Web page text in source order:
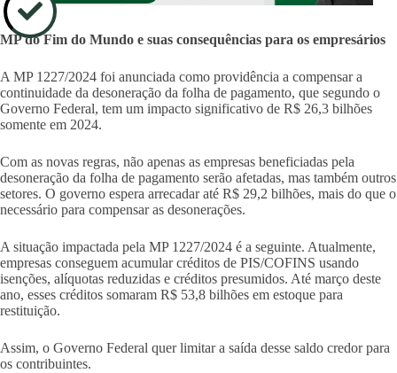
MP do Fim do Mundo e suas consequências para os empresários
A MP 1227/2024 foi anunciada como providência a compensar a
continuidade da desoneração da folha de pagamento, que segundo o
Governo Federal, tem um impacto significativo de R$ 26,3 bilhões
somente em 2024.
Com as novas regras, não apenas as empresas beneficiadas pela
desoneração da folha de pagamento serão afetadas, mas também outros
setores. O governo espera arrecadar até R$ 29,2 bilhões, mais do que o
necessário para compensar as desonerações.
A situação impactada pela MP 1227/2024 é a seguinte. Atualmente,
empresas conseguem acumular créditos de PIS/COFINS usando
isenções, alíquotas reduzidas e créditos presumidos. Até março deste
ano, esses créditos somaram R$ 53,8 bilhões em estoque para
restituição.
Assim, o Governo Federal quer limitar a saída desse saldo credor para
os contribuintes.